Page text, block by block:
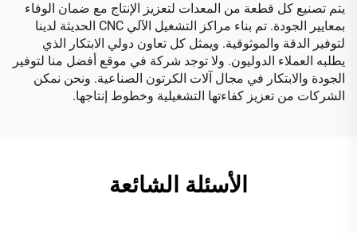
يتم تصنيع كل قطعة من المعدات لتعزيز الإنتاج مع ضمان الوفاء
بمعايير الجودة. تم بناء مراكز التشغيل الآلي CNC الحديثة لدينا
لتوفير الدقة والموثوقية. ويمثل كل تعاون دولي الابتكار الذي
يطلبه العملاء الدوليون. ولا توجد شركة في موقع أفضل منا لتوفير
الجودة والابتكار في مجال آلات الكرتون الصناعية. ونحن نمكن
الشركات من تعزيز كفاءتها التشغيلية وخطوط إنتاجها.
الأسئلة الشائعة